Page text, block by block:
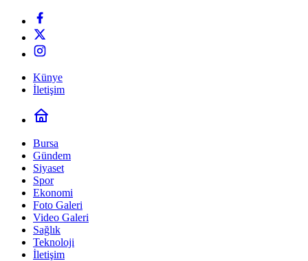
Künye
İletişim
Bursa
Gündem
Siyaset
Spor
Ekonomi
Foto Galeri
Video Galeri
Sağlık
Teknoloji
İletişim